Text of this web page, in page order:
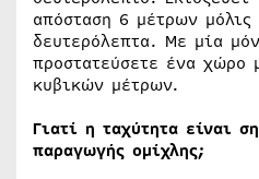
απόσταση 6 μέτρων
δευτερόλεπτα. Με μία
προστατεύσετε ένα χώρο
κυβικών μέτρων.
Γιατί η ταχύτητα είναι
παραγωγής ομίχλης;